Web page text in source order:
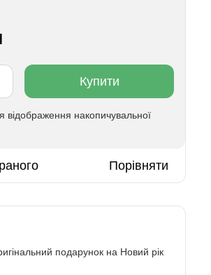
Купити
відображення накопичувальної
Порівняти
подарунок на Новий рік